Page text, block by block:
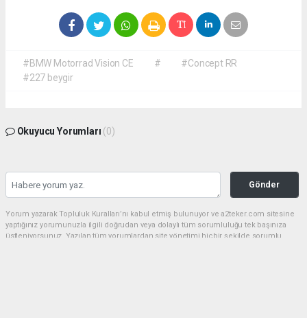
#BMW Motorrad Vision CE #
#Concept RR
#227 beygir
Okuyucu Yorumları (0)
Gönder
Yorum yazarak Topluluk Kuralları’nı kabul etmiş bulunuyor ve a2teker.com sitesine
yaptığınız yorumunuzla ilgili doğrudan veya dolaylı tüm sorumluluğu tek başınıza
üstleniyorsunuz. Yazılan tüm yorumlardan site yönetimi hiçbir şekilde sorumlu